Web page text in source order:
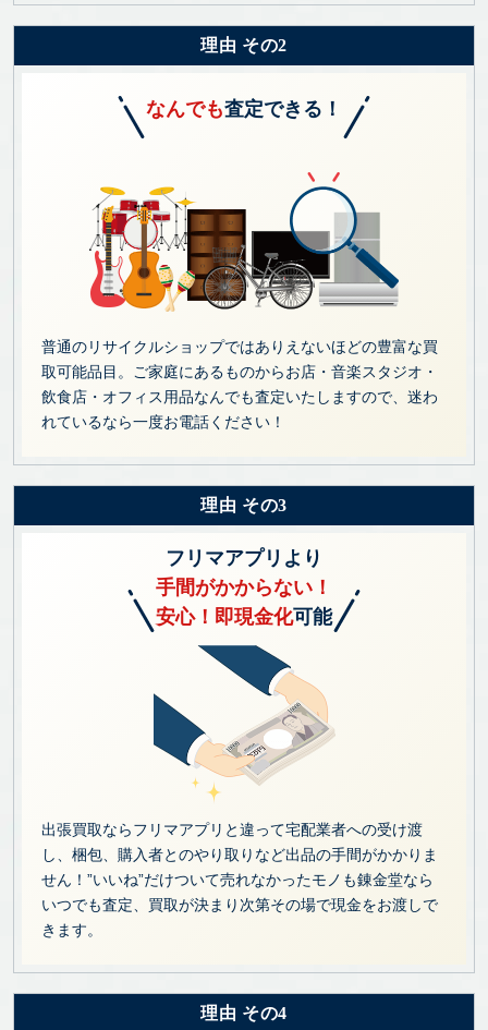
理由 その2
なんでも査定できる！
普通のリサイクルショップではありえないほどの豊富な買
取可能品目。ご家庭にあるものからお店・音楽スタジオ・
飲食店・オフィス用品なんでも査定いたしますので、迷わ
れているなら一度お電話ください！
理由 その3
フリマアプリより
手間がかからない！
安心！即現金化可能
出張買取ならフリマアプリと違って宅配業者への受け渡
し、梱包、購入者とのやり取りなど出品の手間がかかりま
せん！”いいね”だけついて売れなかったモノも錬金堂なら
いつでも査定、買取が決まり次第その場で現金をお渡しで
きます。
理由 その4